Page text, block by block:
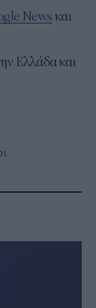
Newsκαι
Ελλάδα και